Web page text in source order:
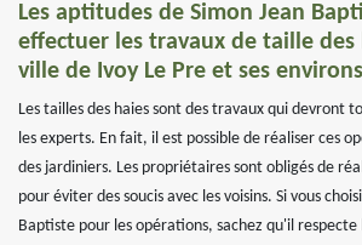
Les aptitudes de Simon Jean
effectuer les travaux de taille des
ville de Ivoy Le Pre et ses environs
Les tailles des haies sont des travaux qui devront
les experts. En fait, il est possible de réaliser ces
des jardiniers. Les propriétaires sont obligés de
pour éviter des soucis avec les voisins. Si vous
Baptiste pour les opérations, sachez qu'il respecte